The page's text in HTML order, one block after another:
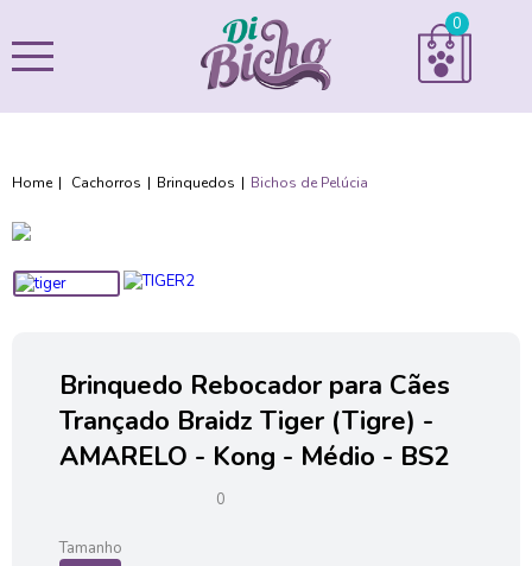
0
Cachorros Brinquedos Bichos de Pelúcia
Brinquedo Rebocador para Cães
Trançado Braidz Tiger (Tigre) -
AMARELO - Kong - Médio - BS2
0
Tamanho